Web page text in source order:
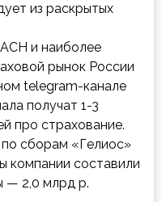
из раскрытых
и наиболее
рынок России
telegram-канале
получат 1-3
про страхование.
сборам «Гелиос»
компании составили
— 2,0 млрд р.